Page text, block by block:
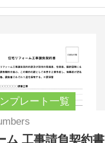
プレート一覧
ム 工事請負契約書